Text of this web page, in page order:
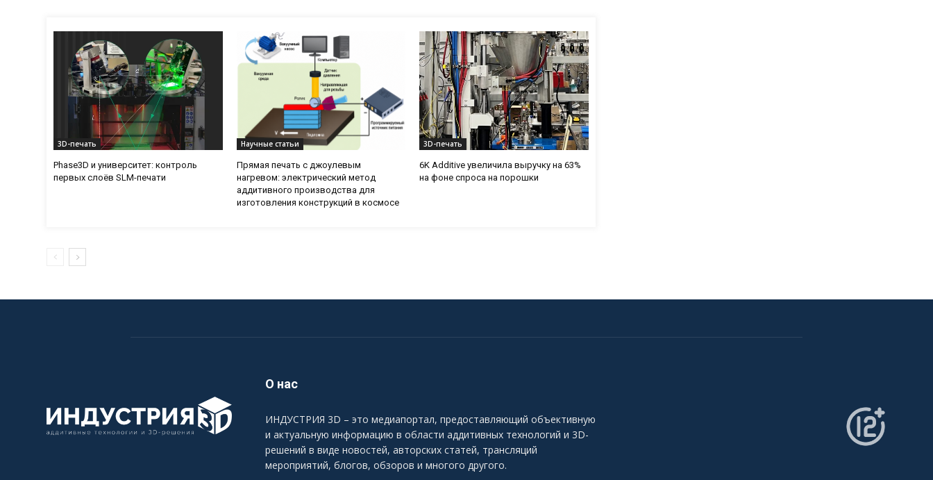
3D-печать
Phase3D и университет: контроль
первых слоёв SLM-печати
Научные статьи
Прямая печать с джоулевым
нагревом: электрический метод
аддитивного производства для
изготовления конструкций в космосе
3D-печать
6K Additive увеличила выручку на 63%
на фоне спроса на порошки
О нас
ИНДУСТРИЯ 3D – это медиапортал, предоставляющий объективную
и актуальную информацию в области аддитивных технологий и 3D-
решений в виде новостей, авторских статей, трансляций
мероприятий, блогов, обзоров и многого другого.